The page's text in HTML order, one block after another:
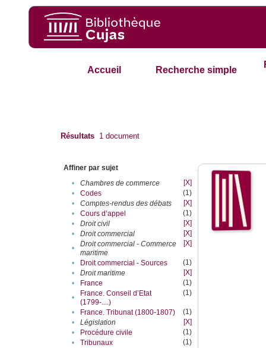
Accueil Recherche simple
Résultats 1 document
Affiner par sujet
•
Chambres de commerce
[X]
•
Codes
(1)
•
Comptes-rendus des débats
[X]
•
Cours d’appel
(1)
•
Droit civil
[X]
•
Droit commercial
[X]
•
Droit commercial - Commerce
maritime
[X]
• Droit commercial - Sources
(1)
•
Droit maritime
[X]
•
France
(1)
•
France. Conseil d’Etat
(1799-....)
(1)
• France. Tribunat (1800-1807)
(1)
•
Législation
[X]
•
Procédure civile
(1)
•
Tribunaux
(1)